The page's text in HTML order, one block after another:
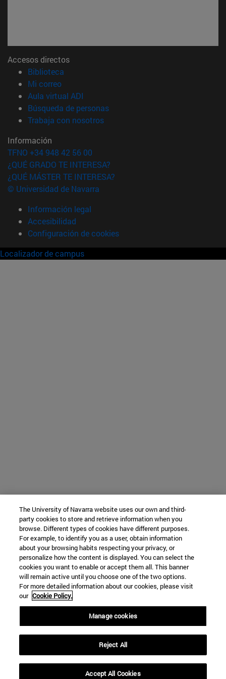
Accesos directos
Biblioteca
Mi correo(abre en nueva ventana)
Aula virtual ADI
Búsqueda de personas(abre en nueva ventana)
Trabaja con nosotros(abre en nueva ventana)
Información
TFNO +34 948 42 56 00
¿QUÉ GRADO TE INTERESA?
¿QUÉ MÁSTER TE INTERESA?
© Universidad de Navarra
Información legal
Accesibilidad
Configuración de cookies
Localizador de campus
The University of Navarra website uses our own and third-
party cookies to store and retrieve information when you
browse. Different types of cookies have different purposes.
For example, to identify you as a user, obtain information
about your browsing habits respecting your privacy, or
personalize how the content is displayed. You can select the
cookies you want to enable or accept them all. This banner
will remain active until you choose one of the two options.
For more detailed information about our cookies, please visit
our Cookie Policy.
Manage cookies
Reject All
Accept All Cookies